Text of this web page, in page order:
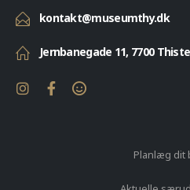
kontakt@museumthy.dk
Jernbanegade 11, 7700
Planlæg dit